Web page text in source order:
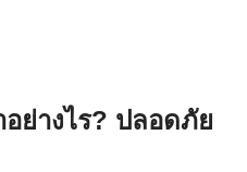
ย่างไร? ปลอดภัย